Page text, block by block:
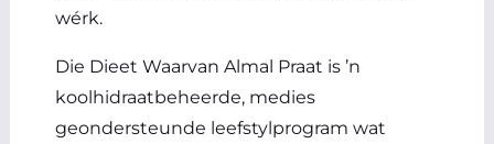
wérk.
Die Dieet Waarvan Almal Praat is ’n
koolhidraatbeheerde, medies
geondersteunde leefstylprogram wat